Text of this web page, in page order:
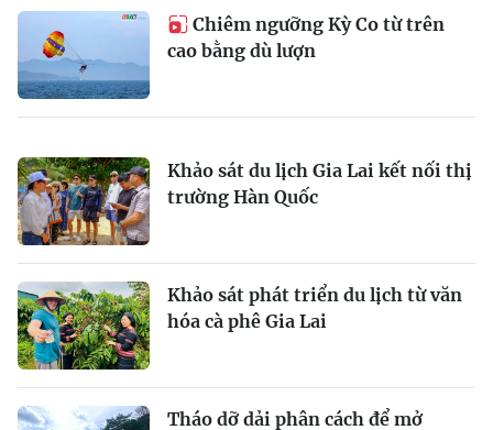
Chiêm ngưỡng Kỳ Co từ trên
cao bằng dù lượn
Khảo sát du lịch Gia Lai kết nối thị
trường Hàn Quốc
Khảo sát phát triển du lịch từ văn
hóa cà phê Gia Lai
Tháo dỡ dải phân cách để mở